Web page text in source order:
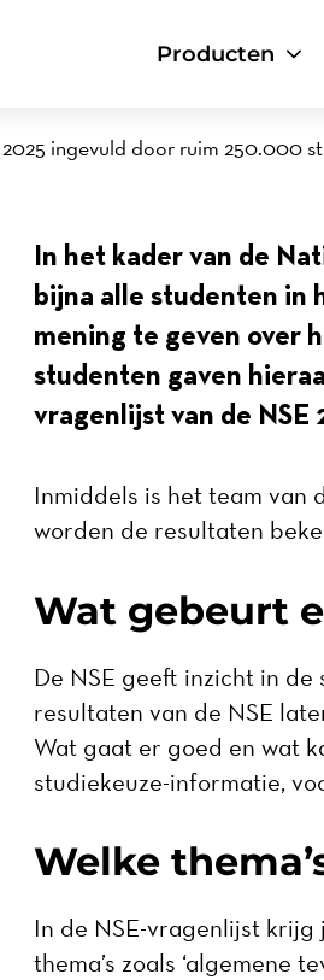
Producten
2025 ingevuld door ruim 250.000
In het kader van de
bijna alle studenten in
mening te geven over
studenten gaven
vragenlijst van de NSE
Inmiddels is het team van
worden de resultaten
Wat gebeurt
De NSE geeft inzicht in
resultaten van de NSE
Wat gaat er goed en wat
studiekeuze-informatie,
Welke
In de NSE-vragenlijst
thema’s zoals ‘algemene